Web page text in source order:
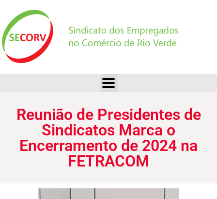
Reunião de Presidentes de
Sindicatos Marca o
Encerramento de 2024 na
FETRACOM